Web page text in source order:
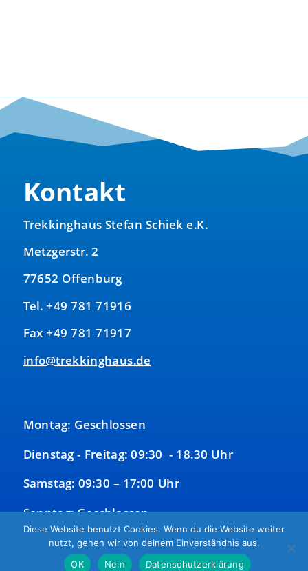
Kontakt
Trekkinghaus Stefan Schiek e.K.
Metzgerstr. 2
77652 Offenburg
Tel. +49 781 71916
Fax +49 781 71917
info@trekkinghaus.de
Montag: Geschlossen
Dienstag - Freitag: 09:30 - 18.30 Uhr
Samstag: 09:30 – 17:00 Uhr
Sonntag: Geschlossen
Diese Website benutzt Cookies. Wenn du die Website weiter
nutzt, gehen wir von deinem Einverständnis aus.
OK
Nein Datenschutzerklärung